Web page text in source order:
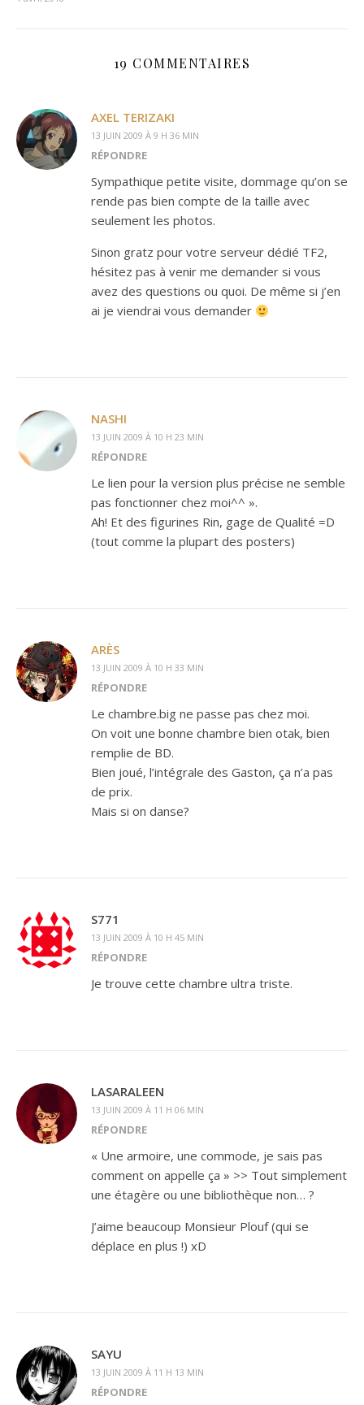
19 COMMENTAIRES
AXEL TERIZAKI
13 JUIN 2009 À 9 H 36 MIN
RÉPONDRE
Sympathique petite visite, dommage qu’on se
rende pas bien compte de la taille avec
seulement les photos.
Sinon gratz pour votre serveur dédié TF2,
hésitez pas à venir me demander si vous
avez des questions ou quoi. De même si j’en
ai je viendrai vous demander
NASHI
13 JUIN 2009 À 10 H 23 MIN
RÉPONDRE
Le lien pour la version plus précise ne semble
pas fonctionner chez moi^^ ».
Ah! Et des figurines Rin, gage de Qualité =D
(tout comme la plupart des posters)
ARÈS
13 JUIN 2009 À 10 H 33 MIN
RÉPONDRE
Le chambre.big ne passe pas chez moi.
On voit une bonne chambre bien otak, bien
remplie de BD.
Bien joué, l’intégrale des Gaston, ça n’a pas
de prix.
Mais si on danse?
S771
13 JUIN 2009 À 10 H 45 MIN
RÉPONDRE
Je trouve cette chambre ultra triste.
LASARALEEN
13 JUIN 2009 À 11 H 06 MIN
RÉPONDRE
« Une armoire, une commode, je sais pas
comment on appelle ça » >> Tout simplement
une étagère ou une bibliothèque non… ?
J’aime beaucoup Monsieur Plouf (qui se
déplace en plus !) xD
SAYU
13 JUIN 2009 À 11 H 13 MIN
RÉPONDRE